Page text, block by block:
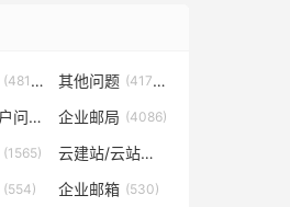
(48153) 其他问题 (41702)
域名及账户问题 (29026)
企业邮局 (4086)
(1565) 云建站/云站群/小程序
(554) 企业邮箱 (530)